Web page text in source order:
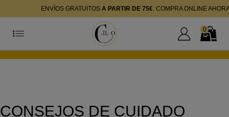
ENVÍOS GRATUITOS A PARTIR DE 75€. COMPRA ONLINE
Mi Cuenta
Mi
0
CONSEJOS DE CUIDADO